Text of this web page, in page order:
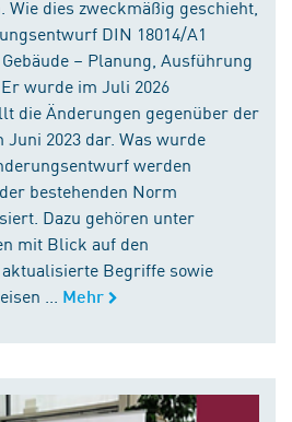
dies zweckmäßig geschieht,
DIN 18014/A1
– Planung, Ausführung
wurde im Juli 2026
die Änderungen gegenüber der
2023 dar. Was wurde
werden
bestehenden Norm
Dazu gehören unter
mit Blick auf den
Begriffe sowie
...
Mehr